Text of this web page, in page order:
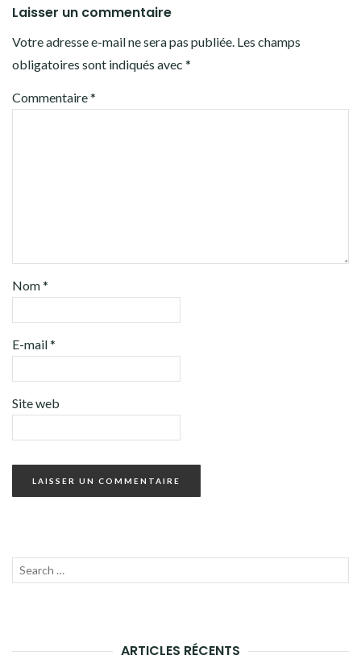
Laisser un commentaire
Votre adresse e-mail ne sera pas publiée. Les champs
obligatoires sont indiqués avec *
Commentaire*
Nom*
E-mail*
Site web
Recherche
ARTICLES RÉCENTS